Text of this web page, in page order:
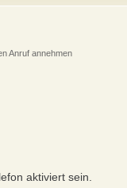
Anruf annehmen
aktiviert sein.